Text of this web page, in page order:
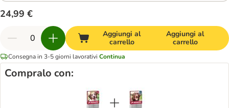
24,99 €
Aggiungi al
carrello
Aggiungi al
carrello
Consegna in 3-5 giorni lavorativi Continua
Compralo con: